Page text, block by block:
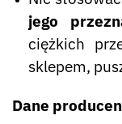
jego
ciężkich
sklepem,
Dane